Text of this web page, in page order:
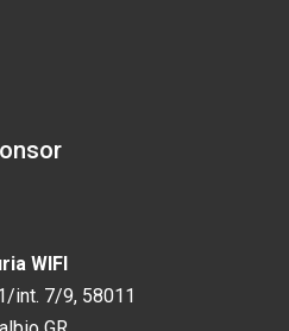
WIFI
int. 7/9, 58011